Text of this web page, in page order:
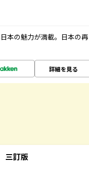
本の魅力が満載。日本の再
詳細を見る
三訂版